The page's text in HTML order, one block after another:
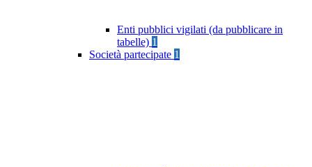
Enti pubblici vigilati (da pubblicare in
tabelle) 1
Società partecipate 1